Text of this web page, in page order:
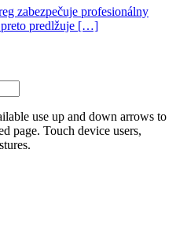
zabezpečuje profesionálny
preto predlžuje […]
use up and down arrows to
page. Touch device users,